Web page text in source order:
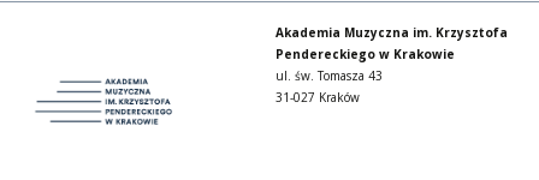
Akademia Muzyczna im. Krzysztofa
Pendereckiego w Krakowie
ul. św. Tomasza 43
31-027 Kraków